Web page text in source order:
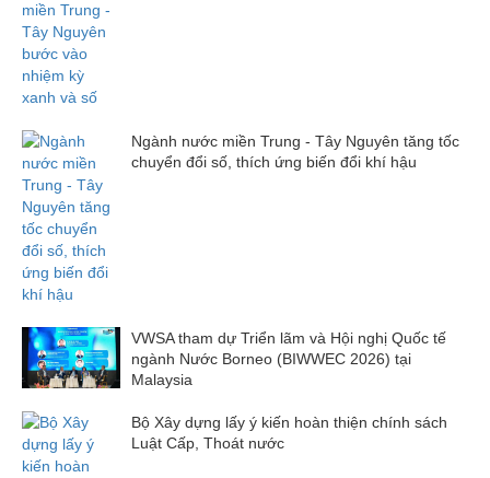
Ngành nước miền Trung - Tây Nguyên tăng tốc
chuyển đổi số, thích ứng biến đổi khí hậu
VWSA tham dự Triển lãm và Hội nghị Quốc tế
ngành Nước Borneo (BIWWEC 2026) tại
Malaysia
Bộ Xây dựng lấy ý kiến hoàn thiện chính sách
Luật Cấp, Thoát nước